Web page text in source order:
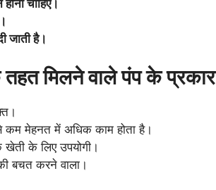
चाहिए।
जाती है।
मिलने वाले पंप के प्रकार
मेहनत में अधिक काम होता है।
के लिए उपयोगी।
बचत करने वाला।